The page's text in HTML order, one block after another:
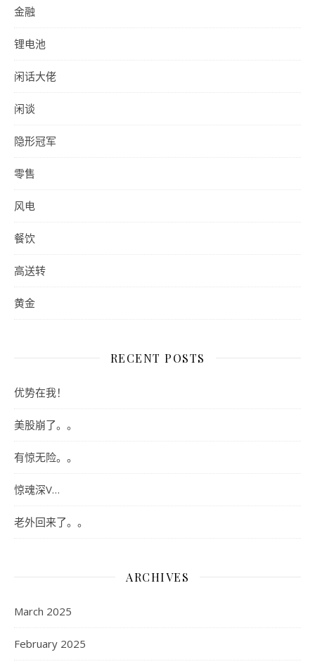
金融
锂电池
闲话大佬
闲谈
隐形冠军
零售
风电
餐饮
高送转
黄金
RECENT POSTS
优势在我！
美股崩了。。
有惊无险。。
惊魂深V…
老外回来了。。
ARCHIVES
March 2025
February 2025